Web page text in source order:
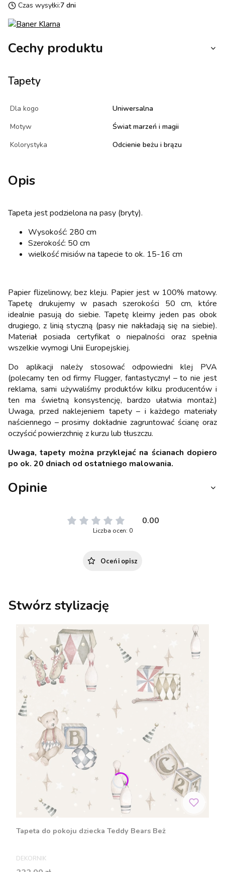
Czas wysyłki:7 dni
Cechy produktu
Tapety
Dla kogo
Uniwersalna
Motyw
Świat marzeń i magii
Kolorystyka
Odcienie beżu i brązu
Opis
Tapeta jest podzielona na pasy (bryty).
Wysokość: 280 cm
Szerokość: 50 cm
wielkość misiów na tapecie to ok. 15-16 cm
Papier flizelinowy, bez kleju. Papier jest w 100% matowy.
Tapetę drukujemy w pasach szerokości 50 cm, które
idealnie pasują do siebie. Tapetę kleimy jeden pas obok
drugiego, z linią styczną (pasy nie nakładają się na siebie).
Materiał posiada certyfikat o niepalności oraz spełnia
wszelkie wymogi Unii Europejskiej.
Do aplikacji należy stosować odpowiedni klej PVA
(polecamy ten od firmy Flugger, fantastyczny! – to nie jest
reklama, sami używaliśmy produktów kilku producentów i
ten ma świetną konsystencję, bardzo ułatwia montaż.)
Uwaga, przed naklejeniem tapety – i każdego materiały
naściennego – prosimy dokładnie zagruntować ścianę oraz
oczyścić powierzchnię z kurzu lub tłuszczu.
Uwaga, tapety można przyklejać na ścianach dopiero
po ok. 20 dniach od ostatniego malowania.
Opinie
0.00
Liczba ocen: 0
Oceń i opisz
Stwórz stylizację
Tapeta do pokoju dziecka Teddy Bears Beż
PRODUCENT
DEKORNIK